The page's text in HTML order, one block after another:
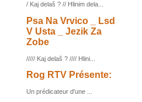
/ Kaj delaš ? // Hlinim dela...
Psa Na Vrvico _ Lsd
V Usta _ Jezik Za
Zobe
///// Kaj delaš ? //// Hlini...
Rog RTV Présente:
Un prédicateur d'une ...